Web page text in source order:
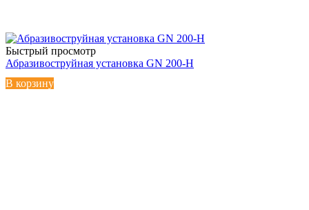
Быстрый просмотр
Абразивоструйная установка GN 200-H
В корзину